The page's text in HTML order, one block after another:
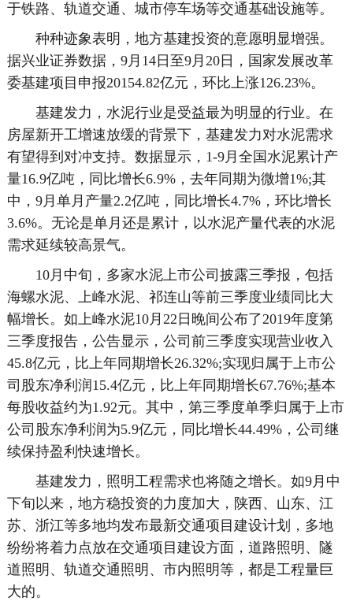
于铁路、轨道交通、城市停车场等交通基础设施等。
种种迹象表明，地方基建投资的意愿明显增强。
据兴业证券数据，9月14日至9月20日，国家发展改革
委基建项目申报20154.82亿元，环比上涨126.23%。
基建发力，水泥行业是受益最为明显的行业。在
房屋新开工增速放缓的背景下，基建发力对水泥需求
有望得到对冲支持。数据显示，1-9月全国水泥累计产
量16.9亿吨，同比增长6.9%，去年同期为微增1%;其
中，9月单月产量2.2亿吨，同比增长4.7%，环比增长
3.6%。无论是单月还是累计，以水泥产量代表的水泥
需求延续较高景气。
10月中旬，多家水泥上市公司披露三季报，包括
海螺水泥、上峰水泥、祁连山等前三季度业绩同比大
幅增长。如上峰水泥10月22日晚间公布了2019年度第
三季度报告，公告显示，公司前三季度实现营业收入
45.8亿元，比上年同期增长26.32%;实现归属于上市公
司股东净利润15.4亿元，比上年同期增长67.76%;基本
每股收益约为1.92元。其中，第三季度单季归属于上市
公司股东净利润为5.9亿元，同比增长44.49%，公司继
续保持盈利快速增长。
基建发力，照明工程需求也将随之增长。如9月中
下旬以来，地方稳投资的力度加大，陕西、山东、江
苏、浙江等多地均发布最新交通项目建设计划，多地
纷纷将着力点放在交通项目建设方面，道路照明、隧
道照明、轨道交通照明、市内照明等，都是工程量巨
大的。